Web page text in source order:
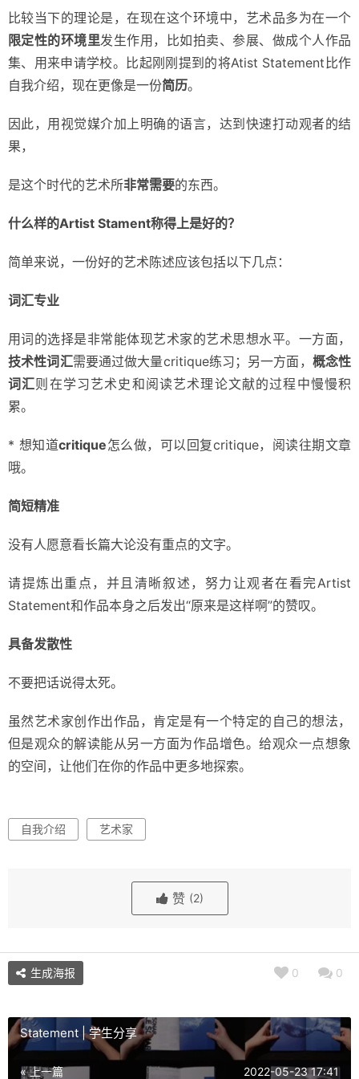
比较当下的理论是，在现在这个环境中，艺术品多为在一个
限定性的环境里发生作用，比如拍卖、参展、做成个人作品
集、用来申请学校。比起刚刚提到的将Atist Statement比作
自我介绍，现在更像是一份简历。
因此，用视觉媒介加上明确的语言，达到快速打动观者的结
果，
是这个时代的艺术所非常需要的东西。
什么样的Artist Stament称得上是好的？
简单来说，一份好的艺术陈述应该包括以下几点：
词汇专业
用词的选择是非常能体现艺术家的艺术思想水平。一方面，
技术性词汇需要通过做大量critique练习；另一方面， 概念性
词汇则在学习艺术史和阅读艺术理论文献的过程中慢慢积
累。
* 想知道critique怎么做，可以回复critique，阅读往期文章
哦。
简短精准
没有人愿意看长篇大论没有重点的文字。
请提炼出重点，并且清晰叙述，努力让观者在看完Artist
Statement和作品本身之后发出“原来是这样啊”的赞叹。
具备发散性
不要把话说得太死。
虽然艺术家创作出作品，肯定是有一个特定的自己的想法，
但是观众的解读能从另一方面为作品增色。给观众一点想象
的空间，让他们在你的作品中更多地探索。
自我介绍 艺术家
赞 (2)
生成海报 0 0
Statement | 学生分享
« 上一篇 2022-05-23 17:41